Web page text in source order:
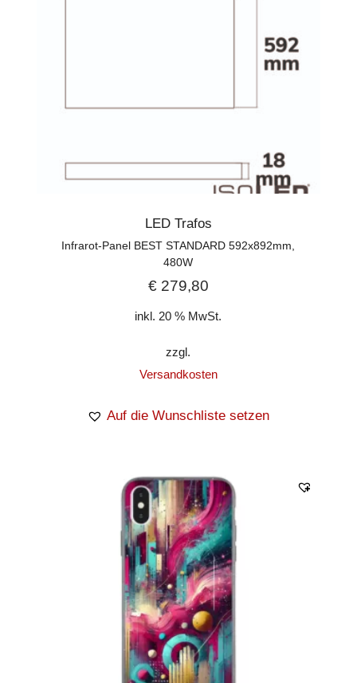
LED Trafos
Infrarot-Panel BEST STANDARD 592x892mm,
480W
€279,80
inkl. 20 % MwSt.
zzgl.
Versandkosten
Auf die Wunschliste setzen